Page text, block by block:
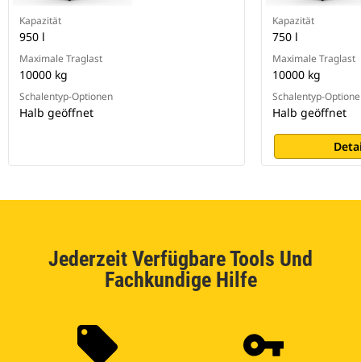
Kapazität
950 l
Maximale Traglast
10000 kg
Schalentyp-Optionen
Halb geöffnet
Kapazität
750 l
Maximale Traglast
10000 kg
Schalentyp-
Halb geöffnet
Jederzeit Verfügbare Tools Und
Fachkundige Hilfe